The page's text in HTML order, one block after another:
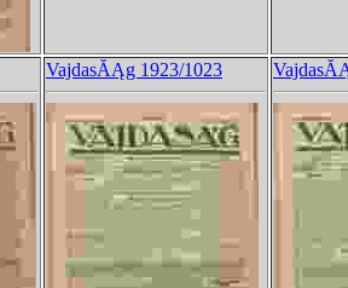
VajdasĂĄg 1923/1023